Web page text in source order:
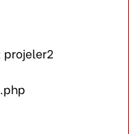
projeler2